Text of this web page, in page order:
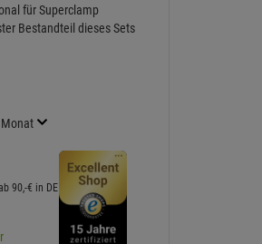
für Superclamp
Bestandteil dieses Sets
90,-€ in DE